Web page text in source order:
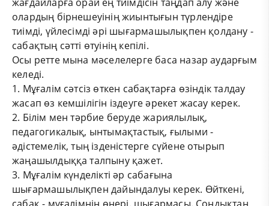
олардың бірнешеуінің жиынтығын түрлендіре
тиімді, үйлесімді әрі шығармашылықпен қолдану -
сабақтың сәтті өтуінің кепілі.
Осы ретте мына мәселелерге баса назар аударғым
келеді.
1. Мұғалім сәтсіз өткен сабақтарға өзіндік талдау
жасап өз кемшілігін іздеуге әрекет жасау керек.
2. Білім мен тәрбие беруде жариялылық,
педагогикалық, ынтымақтастық, ғылыми -
әдістемелік, тың ізденістерге сүйене отырып
жаңашылдыққа талпыну қажет.
3. Мұғалім күнделікті әр сабағына
шығармашылықпен дайындалуы керек. Өйткені,
сабақ - мұғалімнің өнері, шығармасы. Сондықтан